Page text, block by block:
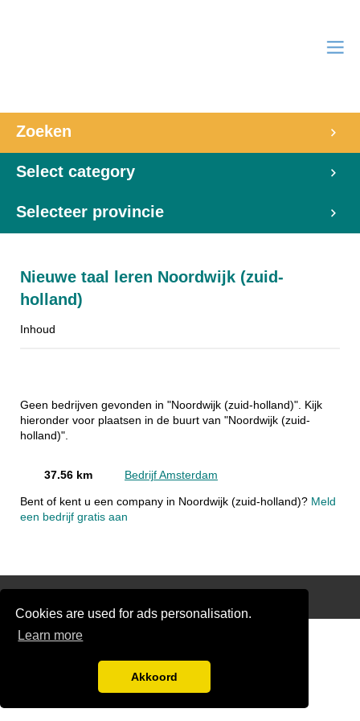
Cookies are used for ads personalisation.
Learn more
Akkoord
Zoeken
Select category
Selecteer provincie
Nieuwe taal leren Noordwijk (zuid-
holland)
Inhoud
Geen bedrijven gevonden in "Noordwijk (zuid-holland)". Kijk
hieronder voor plaatsen in de buurt van "Noordwijk (zuid-
holland)".
37.56 km Bedrijf Amsterdam
Bent of kent u een company in Noordwijk (zuid-holland)? Meld
een bedrijf gratis aan